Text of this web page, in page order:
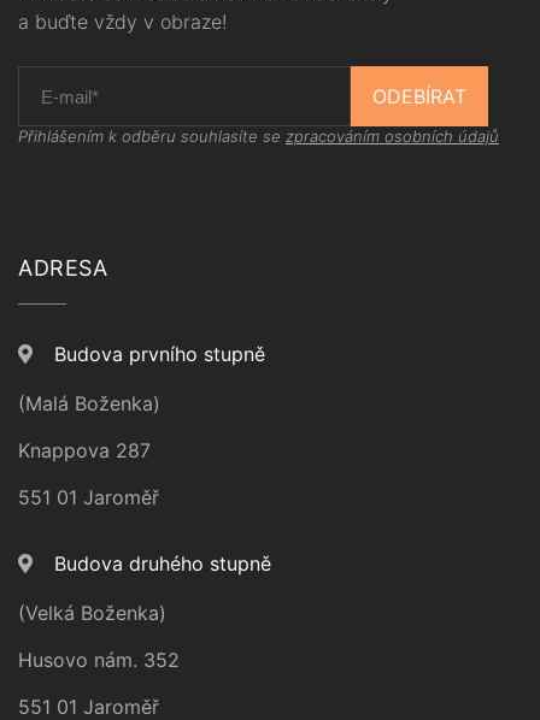
a buďte vždy v obraze!
ODEBÍRAT
Přihlášením k odběru souhlasíte se zpracováním osobních údajů
ADRESA
Budova prvního stupně
(Malá Boženka)
Knappova 287
551 01 Jaroměř
Budova druhého stupně
(Velká Boženka)
Husovo nám. 352
551 01 Jaroměř